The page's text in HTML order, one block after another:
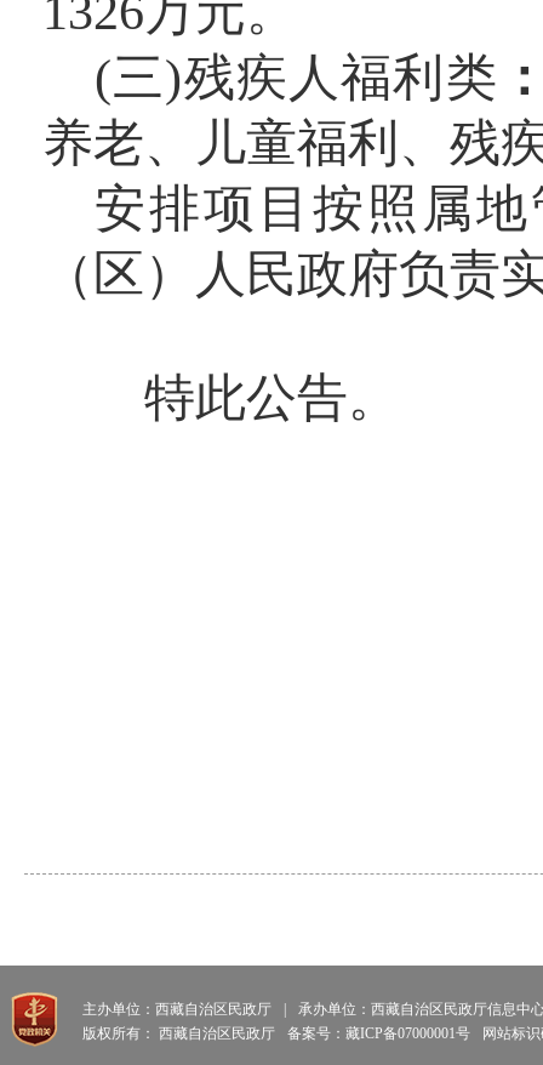
1326万元。
(三)残疾人福利类
养老、儿童福利、残
安排项目按照属
（区）人民政府负责
特此公告。
主办单位：西藏自治区民政厅
承办单位：西藏自治区民政厅信息中
版权所有： 西藏自治区民政厅
备案号：藏ICP备07000001号 网站标识